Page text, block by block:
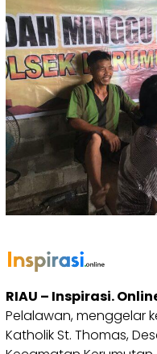
RIAU – Inspirasi.
Pelalawan, menggelar
Katholik St. Thomas,